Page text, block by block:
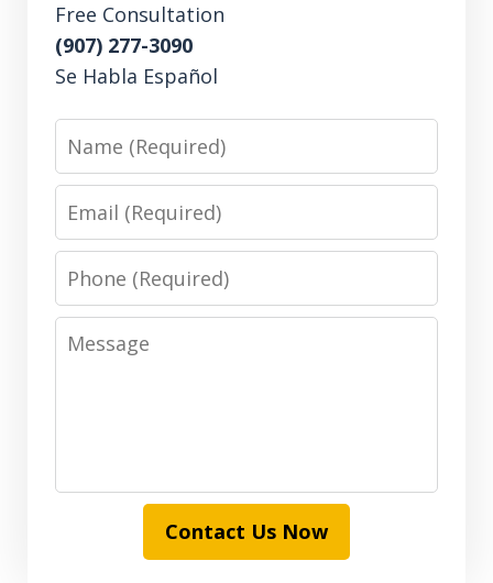
Free Consultation
(907) 277-3090
Se Habla Español
Name
Email
Phone
Message
Contact Us Now